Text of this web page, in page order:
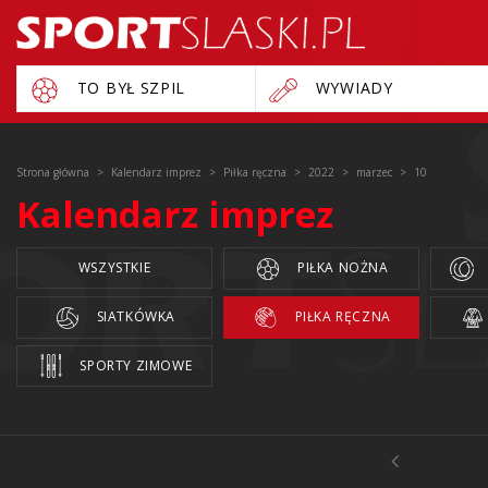
TO BYŁ SZPIL WYWIADY
Strona główna Kalendarz imprez Piłka ręczna 2022 marzec 10
Kalendarz imprez
WSZYSTKIE PIŁKA NOŻNA
SIATKÓWKA PIŁKA RĘCZNA
SPORTY ZIMOWE